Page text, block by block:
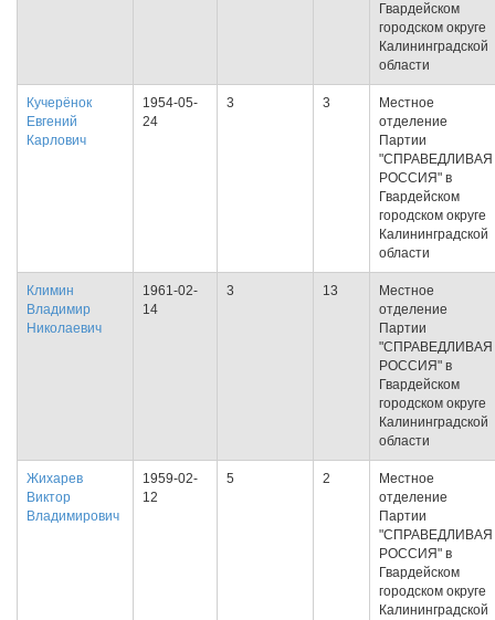
Гвардейском
городском округе
Калининградской
области
Кучерёнок
Евгений
Карлович
1954-05-
24
3 3
Местное
отделение
Партии
"СПРАВЕДЛИВАЯ
РОССИЯ" в
Гвардейском
городском округе
Калининградской
области
Климин
Владимир
Николаевич
1961-02-
14
3 13
Местное
отделение
Партии
"СПРАВЕДЛИВАЯ
РОССИЯ" в
Гвардейском
городском округе
Калининградской
области
Жихарев
Виктор
Владимирович
1959-02-
12
5 2
Местное
отделение
Партии
"СПРАВЕДЛИВАЯ
РОССИЯ" в
Гвардейском
городском округе
Калининградской